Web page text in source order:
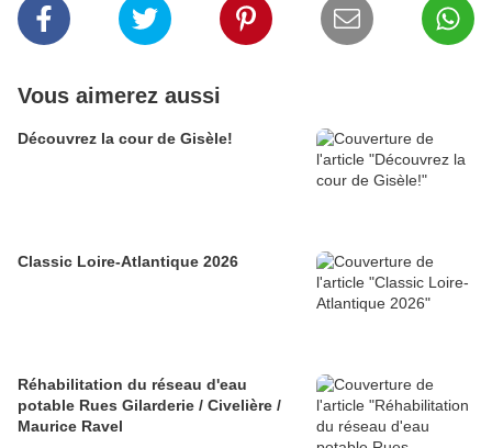
Vous aimerez aussi
Découvrez la cour de Gisèle!
Classic Loire-Atlantique 2026
Réhabilitation du réseau d'eau
potable Rues Gilarderie / Civelière /
Maurice Ravel